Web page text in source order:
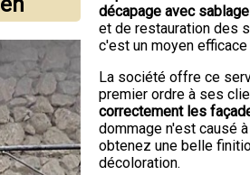
décapage avec
et de restauration des
c'est un moyen
La société offre ce
premier ordre à ses
correctement les
dommage n'est causé
obtenez une belle
décoloration.